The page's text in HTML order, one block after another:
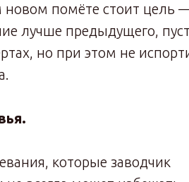
новом помёте стоит цель
лучше предыдущего,
но при этом не
которые заводчик